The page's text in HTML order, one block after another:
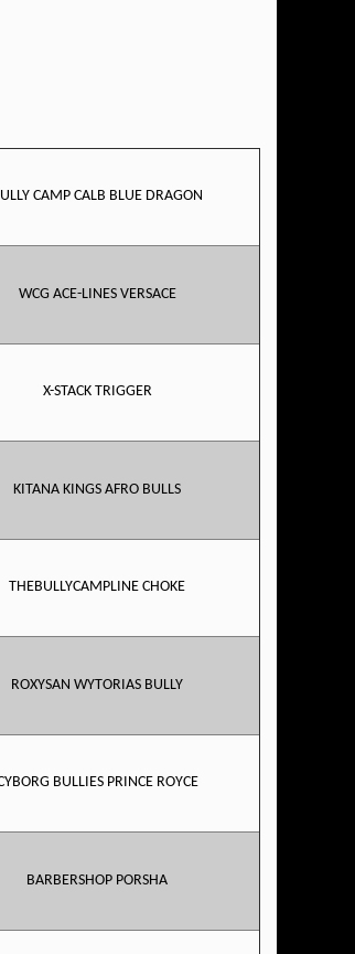
CAMP CALB BLUE DRAGON
WCG ACE-LINES VERSACE
X-STACK TRIGGER
KITANA KINGS AFRO BULLS
THEBULLYCAMPLINE CHOKE
ROXYSAN WYTORIAS BULLY
BULLIES PRINCE ROYCE
BARBERSHOP PORSHA